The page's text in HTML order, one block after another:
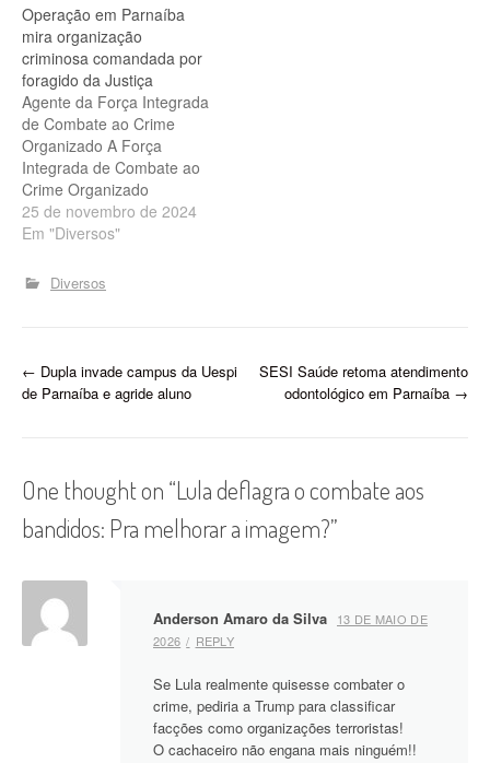
Operação em Parnaíba
mira organização
criminosa comandada por
foragido da Justiça
Agente da Força Integrada
de Combate ao Crime
Organizado A Força
Integrada de Combate ao
Crime Organizado
(FICCO/PI) deflagrou,
nesta segunda-feira (25)
operação Nota Final, que
mira uma organização
grupo é formado por
traficantes de drogas e
atua para sustentar as
25 de novembro de 2024
Em "Diversos"
Diversos
P
t
n
a
i
← Dupla invade campus da Uespi
de Parnaíba e agride aluno
SESI Saúde retoma atendimento
odontológico em Parnaíba →
One thought on “Lula deflagra o combate aos
bandidos: Pra melhorar a imagem?”
Anderson Amaro da Silva
13 DE MAIO DE
2026
REPLY
Se Lula realmente quisesse combater o
crime, pediria a Trump para classificar
facções como organizações terroristas!
O cachaceiro não engana mais ninguém!!